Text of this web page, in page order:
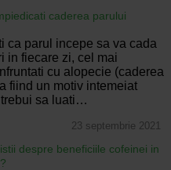
caderea parului
ca parul incepe sa va cada
in fiecare zi, cel mai
cu alopecie (caderea
fiind un motiv intemeiat
sa luati…
23 septembrie 2021
despre beneficiile cofeinei in